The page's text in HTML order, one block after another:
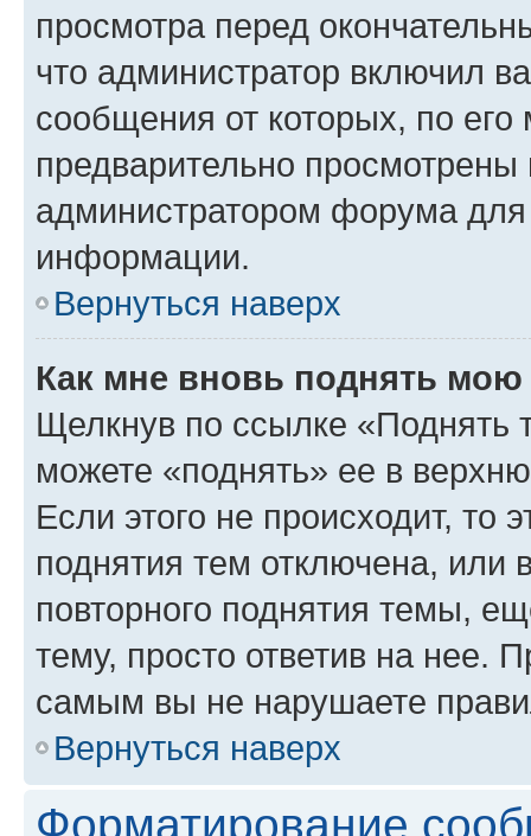
просмотра перед
что администратор включил
сообщения от которых, по
предварительно
администратором форума
информации.
Вернуться наверх
Как мне вновь поднять мою
Щелкнув по ссылке «Поднять
можете «поднять» ее в
Если этого не происходит, то
поднятия тем отключена, или
повторного поднятия темы,
тему, просто ответив на нее.
самым вы не нарушаете
Вернуться наверх
Форматирование